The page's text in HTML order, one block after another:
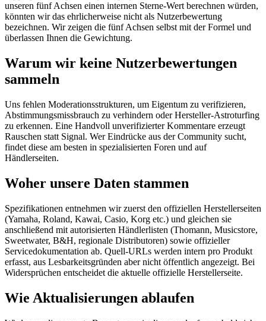
unseren fünf Achsen einen internen Sterne-Wert berechnen würden,
könnten wir das ehrlicherweise nicht als Nutzerbewertung
bezeichnen. Wir zeigen die fünf Achsen selbst mit der Formel und
überlassen Ihnen die Gewichtung.
Warum wir keine Nutzerbewertungen
sammeln
Uns fehlen Moderationsstrukturen, um Eigentum zu verifizieren,
Abstimmungsmissbrauch zu verhindern oder Hersteller-Astroturfing
zu erkennen. Eine Handvoll unverifizierter Kommentare erzeugt
Rauschen statt Signal. Wer Eindrücke aus der Community sucht,
findet diese am besten in spezialisierten Foren und auf
Händlerseiten.
Woher unsere Daten stammen
Spezifikationen entnehmen wir zuerst den offiziellen Herstellerseiten
(Yamaha, Roland, Kawai, Casio, Korg etc.) und gleichen sie
anschließend mit autorisierten Händlerlisten (Thomann, Musicstore,
Sweetwater, B&H, regionale Distributoren) sowie offizieller
Servicedokumentation ab. Quell-URLs werden intern pro Produkt
erfasst, aus Lesbarkeitsgründen aber nicht öffentlich angezeigt. Bei
Widersprüchen entscheidet die aktuelle offizielle Herstellerseite.
Wie Aktualisierungen ablaufen